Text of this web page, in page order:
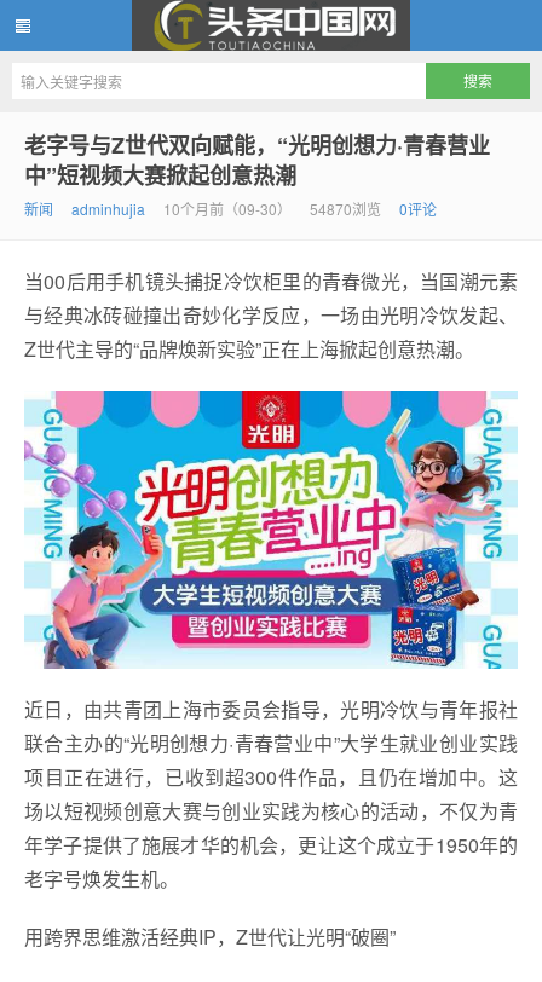
头条中国网
老字号与Z世代双向赋能，“光明创想力·青春营业
中”短视频大赛掀起创意热潮
新闻 adminhujia 10个月前（09-30） 54870浏览 0评论
当00后用手机镜头捕捉冷饮柜里的青春微光，当国潮元素
与经典冰砖碰撞出奇妙化学反应，一场由光明冷饮发起、
Z世代主导的“品牌焕新实验”正在上海掀起创意热潮。
近日，由共青团上海市委员会指导，光明冷饮与青年报社
联合主办的“光明创想力·青春营业中”大学生就业创业实践
项目正在进行，已收到超300件作品，且仍在增加中。这
场以短视频创意大赛与创业实践为核心的活动，不仅为青
年学子提供了施展才华的机会，更让这个成立于1950年的
老字号焕发生机。
用跨界思维激活经典IP，Z世代让光明“破圈”